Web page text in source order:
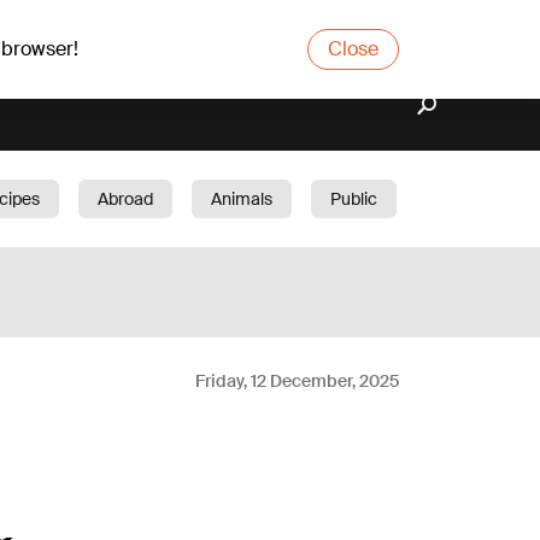
Close
Abroad Animals
Public
Friday, 12 December, 2025